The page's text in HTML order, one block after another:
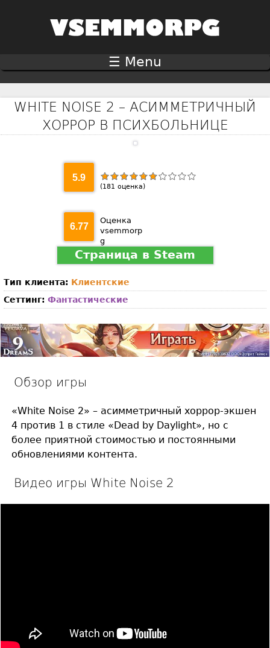
WHITE NOISE 2 – АСИММЕТРИЧНЫЙ
ХОРРОР В ПСИХБОЛЬНИЦЕ
5.9
(181 оценка)
6.77
Оценка
vsemmorp
g
Страница в Steam
Тип клиента: Клиентские
Сеттинг: Фантастические
Обзор игры
«White Noise 2» – асимметричный хоррор-экшен
4 против 1 в стиле «Dead by Daylight», но с
более приятной стоимостью и постоянными
обновлениями контента.
Видео игры White Noise 2
☰ Menu